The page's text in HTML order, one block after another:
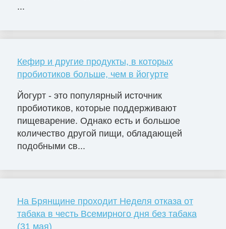
...
Кефир и другие продукты, в которых
пробиотиков больше, чем в йогурте
Йогурт - это популярный источник
пробиотиков, которые поддерживают
пищеварение. Однако есть и большое
количество другой пищи, обладающей
подобными св...
На Брянщине проходит Неделя отказа от
табака в честь Всемирного дня без табака
(31 мая)